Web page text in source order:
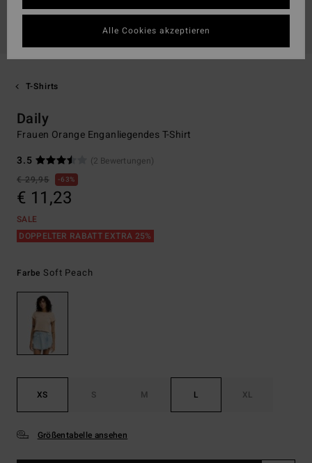
T-Shirts
Daily
Frauen Orange Enganliegendes T-Shirt
3.5
(2 Bewertungen)
€ 29,95
63%
€ 11,23
SALE
DOPPELTER RABATT EXTRA 25%
Farbe Soft Peach
XS S M L XL
Größentabelle ansehen
Alle Cookies akzeptieren